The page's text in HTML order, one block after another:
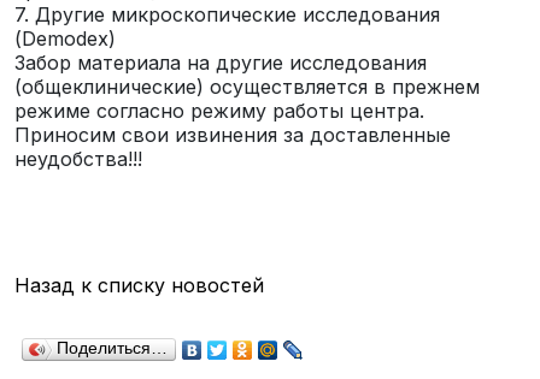
7. Другие микроскопические исследования
(Demodex)
Забор материала на другие исследования
(общеклинические) осуществляется в прежнем
режиме согласно режиму работы центра.
Приносим свои извинения за доставленные
неудобства!!!
Назад к списку новостей
Поделиться…